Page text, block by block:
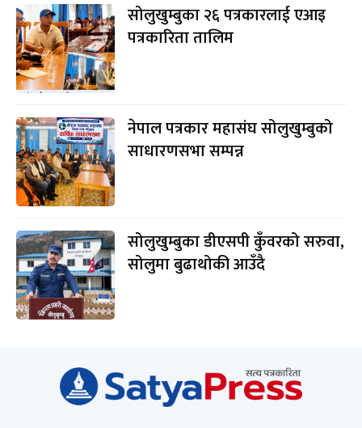
सोलुखुम्बुका २६ पत्रकारलाई एआइ
पत्रकारिता तालिम
नेपाल पत्रकार महासंघ सोलुखुम्बुको
साधारणसभा सम्पन्न
सोलुखुम्बुका डीएसपी कुँवरको सरुवा,
सोलुमा बुढाथोकी आउँदै